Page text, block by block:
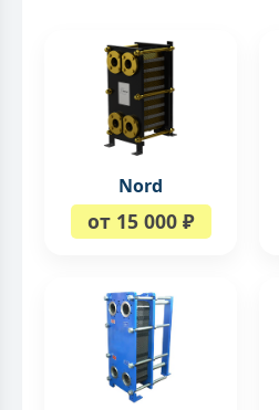
Nord
от 15 000 ₽